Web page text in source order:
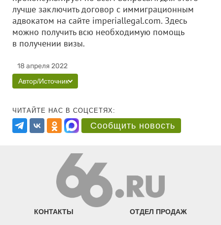
лучше заключить договор с иммиграционным
адвокатом на сайте imperiallegal.com. Здесь
можно получить всю необходимую помощь
в получении визы.
18 апреля 2022
Автор/Источник
ЧИТАЙТЕ НАС В СОЦСЕТЯХ:
Сообщить новость
КОНТАКТЫ ОТДЕЛ ПРОДАЖ